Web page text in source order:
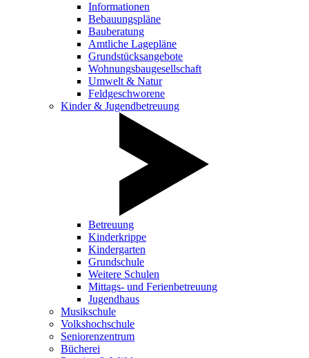
Informationen
Bebauungspläne
Bauberatung
Amtliche Lagepläne
Grundstücksangebote
Wohnungsbaugesellschaft
Umwelt & Natur
Feldgeschworene
Kinder & Jugendbetreuung
Betreuung
Kinderkrippe
Kindergarten
Grundschule
Weitere Schulen
Mittags- und Ferienbetreuung
Jugendhaus
Musikschule
Volkshochschule
Seniorenzentrum
Bücherei